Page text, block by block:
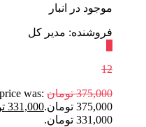
موجود در انبار
فروشنده: مدیر کل
12
375,000 تومان was:
375,000 تومان.
331,000
331,000 تومان.